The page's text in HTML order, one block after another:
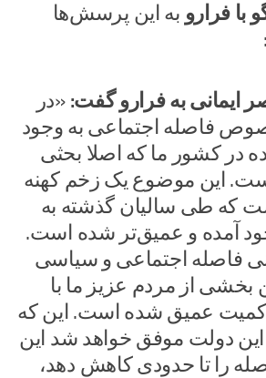
با فرارو به این پرسش‌ها
ایمانی به فرارو گفت: «در
فاصله اجتماعی به وجود
در کشور ما که اصلا بحثی
این موضوع یک زخم کهنه
که طی سالیان گذشته به
آمده و عمیق‌تر شده است.
فاصله اجتماعی و سیاسی
بخشی از مردم عزیز ما با
عمیق شده است. این که
این دولت موفق خواهد شد این
را تا حدودی کاهش دهد،